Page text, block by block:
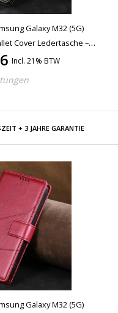
Galaxy M32 (5G)
Cover Ledertasche –
Incl. 21% BTW
+ 3 JAHRE GARANTIE
Galaxy M32 (5G)